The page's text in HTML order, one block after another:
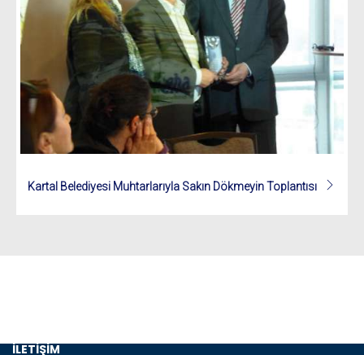
Kartal Belediyesi Muhtarlarıyla Sakın Dökmeyin Toplantısı
İLETİŞİM